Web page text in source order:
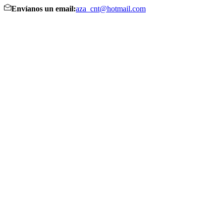
Envíanos un email:aza_cnt@hotmail.com